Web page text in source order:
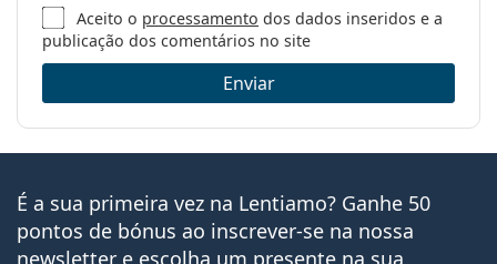
Aceito o processamento dos dados inseridos e a
publicação dos comentários no site
Enviar
É a sua primeira vez na Lentiamo? Ganhe 50
pontos de bónus ao inscrever-se na nossa
newsletter e escolha um presente na sua